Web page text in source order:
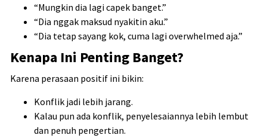
“Mungkin dia lagi capek banget.”
“Dia nggak maksud nyakitin aku.”
“Dia tetap sayang kok, cuma lagi overwhelmed aja.”
Kenapa Ini Penting Banget?
Karena perasaan positif ini bikin:
Konflik jadi lebih jarang.
Kalau pun ada konflik, penyelesaiannya lebih lembut
dan penuh pengertian.